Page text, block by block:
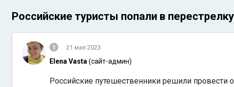
Российские туристы попали в
1 21 мая 2023
Elena Vasta (сайт-админ)
Российские путешественники решили провести